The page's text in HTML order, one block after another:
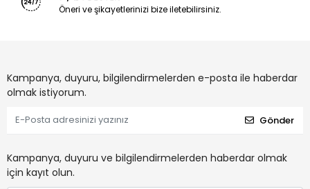
Öneri ve şikayetlerinizi bize iletebilirsiniz.
Kampanya, duyuru, bilgilendirmelerden e-posta ile haberdar
olmak istiyorum.
Gönder
Kampanya, duyuru ve bilgilendirmelerden haberdar olmak
için kayıt olun.